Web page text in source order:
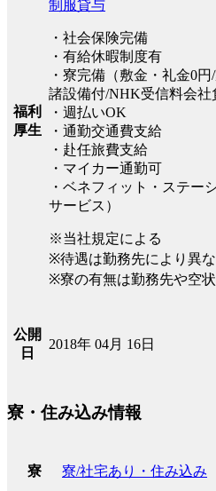
福利
厚生
制服貸与
・社会保険完備
・有給休暇制度有
・寮完備（敷金・礼金0
諸設備付/NHK受信料会社
・週払いOK
・通勤交通費支給
・赴任旅費支給
・マイカー通勤可
・ベネフィット・ステー
サービス）
※当社規定による
※待遇は勤務先により異な
※寮の有無は勤務先や空状
公開
日
2018年 04月 16日
寮・住み込み情報
寮 寮/社宅あり・住み込み